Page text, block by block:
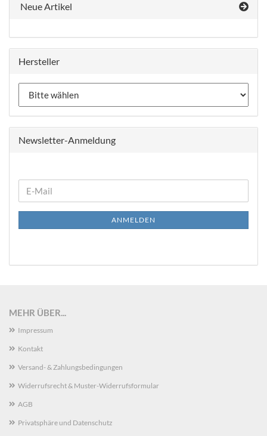
Neue Artikel
Hersteller
Newsletter-Anmeldung
ZUR
NEWSLETTER-
E-
Mail
ANMELDEN
MEHR ÜBER...
Impressum
Kontakt
Versand- & Zahlungsbedingungen
Widerrufsrecht & Muster-Widerrufsformular
AGB
Privatsphäre und Datenschutz